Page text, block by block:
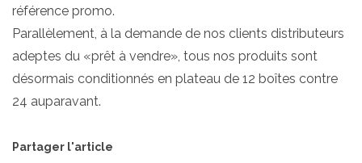
référence promo.
Parallèlement, à la demande de nos clients distributeurs
adeptes du «prêt à vendre», tous nos produits sont
désormais conditionnés en plateau de 12 boîtes contre
24 auparavant.
Partager l'article